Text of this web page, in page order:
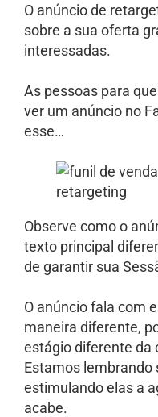
O anúncio de
sobre a sua oferta
interessadas.
As pessoas para
ver um anúncio no
esse…
Observe como o
texto principal
de garantir sua
O anúncio fala com
maneira diferente,
estágio diferente da
Estamos lembrando
estimulando elas a
acabe.